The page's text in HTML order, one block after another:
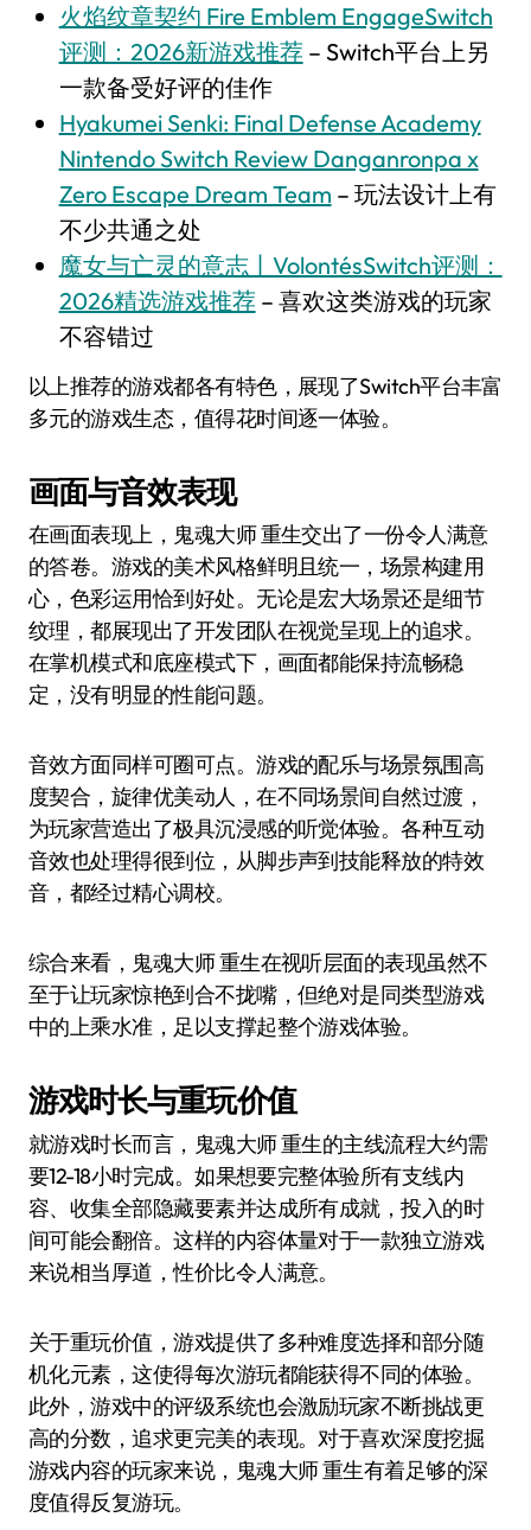
火焰纹章契约 Fire Emblem EngageSwitch
评测：2026新游戏推荐– Switch平台上另
一款备受好评的佳作
Hyakumei Senki: Final Defense Academy
Nintendo Switch Review Danganronpa x
Zero Escape Dream Team – 玩法设计上有
不少共通之处
魔女与亡灵的意志丨VolontésSwitch评测：
2026精选游戏推荐– 喜欢这类游戏的玩家
不容错过
以上推荐的游戏都各有特色，展现了Switch平台丰富
多元的游戏生态，值得花时间逐一体验。
画面与音效表现
在画面表现上，鬼魂大师 重生交出了一份令人满意
的答卷。游戏的美术风格鲜明且统一，场景构建用
心，色彩运用恰到好处。无论是宏大场景还是细节
纹理，都展现出了开发团队在视觉呈现上的追求。
在掌机模式和底座模式下，画面都能保持流畅稳
定，没有明显的性能问题。
音效方面同样可圈可点。游戏的配乐与场景氛围高
度契合，旋律优美动人，在不同场景间自然过渡，
为玩家营造出了极具沉浸感的听觉体验。各种互动
音效也处理得很到位，从脚步声到技能释放的特效
音，都经过精心调校。
综合来看，鬼魂大师 重生在视听层面的表现虽然不
至于让玩家惊艳到合不拢嘴，但绝对是同类型游戏
中的上乘水准，足以支撑起整个游戏体验。
游戏时长与重玩价值
就游戏时长而言，鬼魂大师 重生的主线流程大约需
要12-18小时完成。如果想要完整体验所有支线内
容、收集全部隐藏要素并达成所有成就，投入的时
间可能会翻倍。这样的内容体量对于一款独立游戏
来说相当厚道，性价比令人满意。
关于重玩价值，游戏提供了多种难度选择和部分随
机化元素，这使得每次游玩都能获得不同的体验。
此外，游戏中的评级系统也会激励玩家不断挑战更
高的分数，追求更完美的表现。对于喜欢深度挖掘
游戏内容的玩家来说，鬼魂大师 重生有着足够的深
度值得反复游玩。